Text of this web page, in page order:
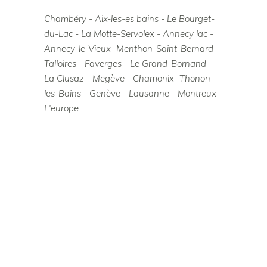
Chambéry - Aix-les-es bains - Le Bourget-
du-Lac - La Motte-Servolex - Annecy lac -
Annecy-le-Vieux- Menthon-Saint-Bernard -
Talloires - Faverges - Le Grand-Bornand -
La Clusaz - Megève - Chamonix -Thonon-
les-Bains - Genève - Lausanne - Montreux -
L'europe.